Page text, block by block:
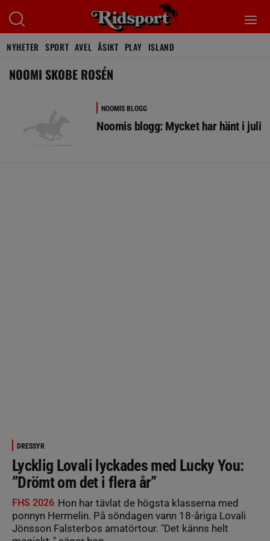
NYHETER SPORT AVEL ÅSIKT PLAY ISLAND
NOOMI SKOBE ROSÉN
NOOMIS BLOGG
Noomis blogg: Mycket har hänt i juli
DRESSYR
Lycklig Lovali lyckades med Lucky You:
”Drömt om det i flera år”
FHS 2026 Hon har tävlat de högsta klasserna med
ponnyn Hermelin. På söndagen vann 18-åriga Lovali
Jönsson Falsterbos amatörtour. "Det känns helt